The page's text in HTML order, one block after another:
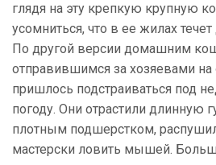
глядя на эту крепкую крупную
усомниться, что в ее жилах
По другой версии домашним
отправившимся за хозяевами
пришлось подстраиваться под
погоду. Они отрастили длинную
плотным подшерстком,
мастерски ловить мышей.